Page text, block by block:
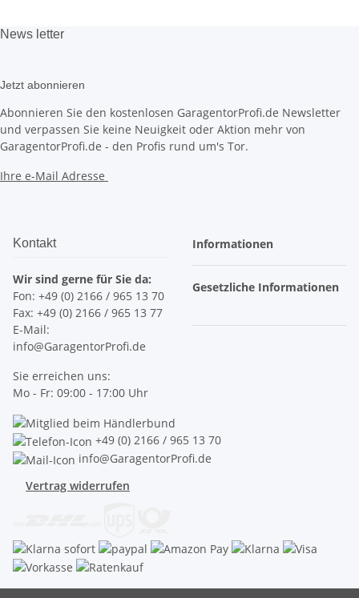
News letter
Jetzt abonnieren
Abonnieren Sie den kostenlosen GaragentorProfi.de Newsletter
und verpassen Sie keine Neuigkeit oder Aktion mehr von
GaragentorProfi.de - den Profis rund um's Tor.
Ihre e-Mail Adresse
Kontakt
Wir sind gerne für Sie da:
Fon: +49 (0) 2166 / 965 13 70
Fax: +49 (0) 2166 / 965 13 77
E-Mail:
info@GaragentorProfi.de
Sie erreichen uns:
Mo - Fr: 09:00 - 17:00 Uhr
Informationen
Gesetzliche Informationen
+49 (0) 2166 / 965 13 70
info@GaragentorProfi.de
Vertrag widerrufen